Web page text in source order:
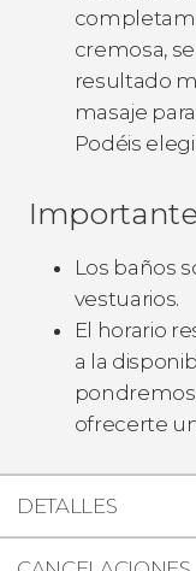
cremosa,
resultado
masaje
Podéis
Importante
Los baños
vestuarios.
El horario
a la
ofrecerte
DETALLES